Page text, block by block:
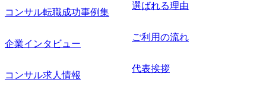
コンサル転職成功事例集
企業インタビュー
コンサル求人情報
選ばれる理由
ご利用の流れ
代表挨拶